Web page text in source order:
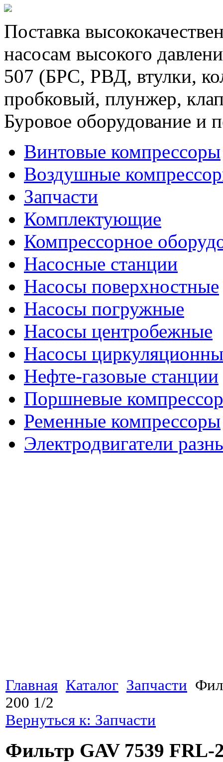
Поставка
насосам высокого
507 (БРС, РВД, втулки,
пробковый, плунжер,
Буровое оборудование и
Винтовые компрессоры
Воздушные
Запчасти
Комплектующие
Компрессорное
Насосные станции
Насосы поверхностные
Насосы погружные
Насосы центробежные
Насосы
Нефте-газовые станции
Поршневые
Ременные компрессоры
Электродвигатели
Главная Каталог Запчасти
200 1/2
Вернуться к: Запчасти
Фильтр GAV 7539 FRL-